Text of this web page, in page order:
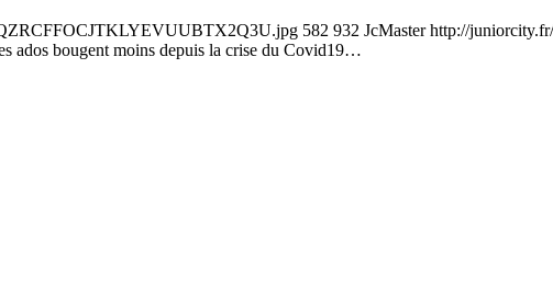
582 932 JcMaster http://
ados bougent moins depuis la crise du Covid19…